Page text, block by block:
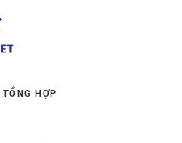
HỢP